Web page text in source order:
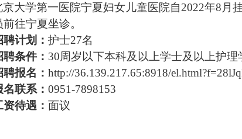
京大学第一医院宁夏妇女儿童医院自2022年8月
往宁夏坐诊。
计划： 护士27名
条件： 30周岁以下本科及以上学士及以上护
聘报名： http://36.139.217.65:8918/
名联系： 0951-7898153
待遇： 面议